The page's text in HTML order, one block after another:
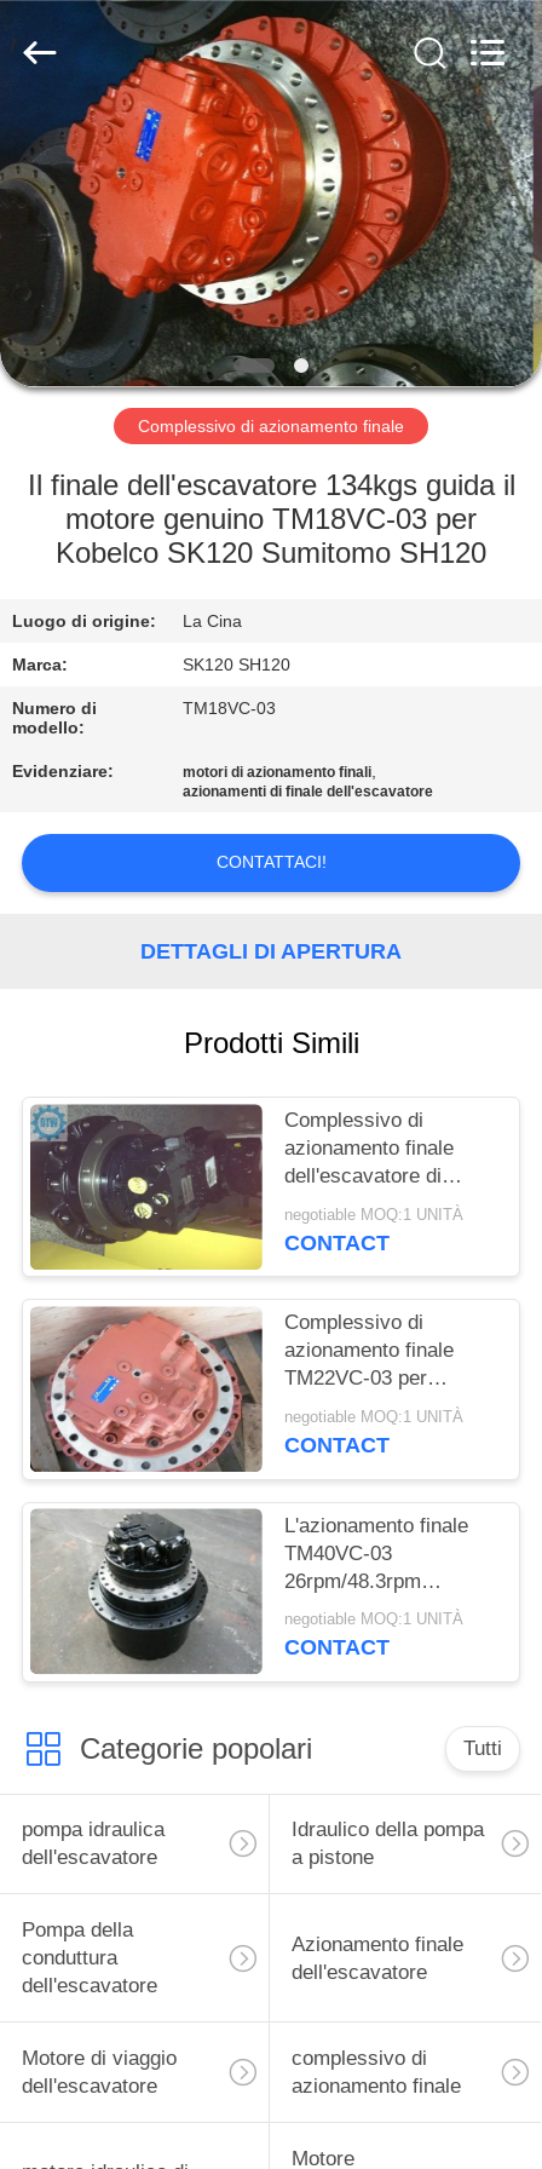
CASA
PRODOTTI
CIRCA
NOI
GIRO
FABBRICA
CONTROLLO
QUALITÀ
CONTATTICI
NOTIZIE
RICHIEDA
UNA
CITAZIONE
SITO
PRIVACY
POLICY
Reserved.
Developed
Complessivo di azionamento finale
Il finale dell'escavatore 134kgs guida il
motore genuino TM18VC-03 per
Kobelco SK120 Sumitomo SH120
Luogo di origine: La Cina
Marca: SK120 SH120
Numero di
modello:
TM18VC-03
Evidenziare: motori di azionamento finali,
azionamenti di finale dell'escavatore
CONTATTACI!
DETTAGLI DI APERTURA
Prodotti Simili
Complessivo di
azionamento finale
dell'escavatore di
Hitachi EX200-5
ZX200-3 9233692
negotiable MOQ:1 UNITÀ
CONTACT
Complessivo di
azionamento finale
TM22VC-03 per
l'escavatore di Yuchai
YC135 Liugong LG120
negotiable MOQ:1 UNITÀ
CONTACT
L'azionamento finale
TM40VC-03
26rpm/48.3rpm
dell'escavatore di
Hyundai R220-5 R220-
negotiable MOQ:1 UNITÀ
CONTACT
Categorie popolari Tutti
pompa idraulica
dell'escavatore
Idraulico della pompa
a pistone
Pompa della
conduttura
dell'escavatore
Azionamento finale
dell'escavatore
Motore di viaggio
dell'escavatore
complessivo di
azionamento finale
Motore